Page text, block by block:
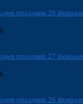
праздник 28
праздник 27
праздник 26